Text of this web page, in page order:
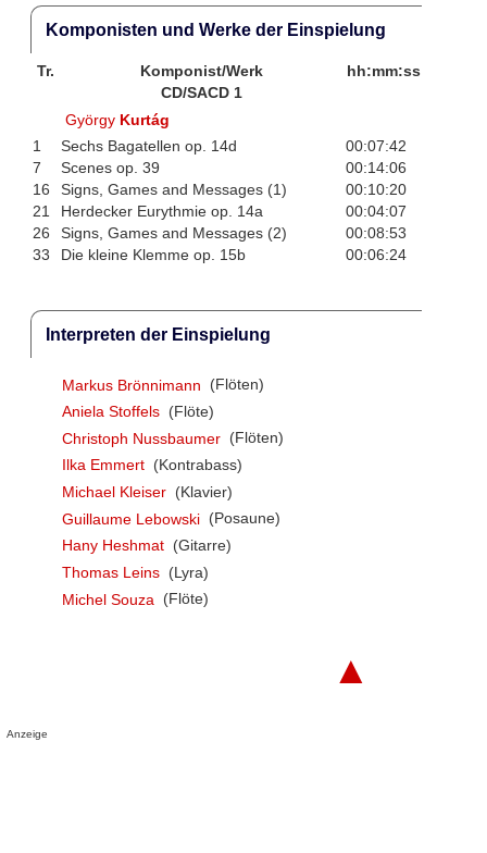
Komponisten und Werke der Einspielung
Tr. Komponist/Werk
hh:mm:ss
CD/SACD 1
György Kurtág
1
Sechs Bagatellen op. 14d
00:07:42
7
Scenes op. 39
00:14:06
16
Signs, Games and Messages (1)
00:10:20
21
Herdecker Eurythmie op. 14a
00:04:07
26
Signs, Games and Messages (2)
00:08:53
33
Die kleine Klemme op. 15b 00:06:24
Interpreten der Einspielung
Markus Brönnimann
(Flöten)
Aniela Stoffels (Flöte)
Christoph Nussbaumer (Flöten)
Ilka Emmert (Kontrabass)
Michael Kleiser (Klavier)
Guillaume Lebowski (Posaune)
Hany Heshmat (Gitarre)
Thomas Leins (Lyra)
Michel Souza
(Flöte)
▲
Anzeige